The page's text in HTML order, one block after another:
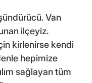
Van
ilçeyiz.
kirlenirse kendi
hepimize
sağlayan tüm